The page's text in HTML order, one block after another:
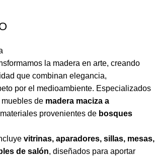
la madera en arte, creando
que combinan elegancia,
por el medioambiente. Especializados
de madera maciza a
provenientes de bosques
vitrinas, aparadores, sillas, mesas,
de salón, diseñados para aportar